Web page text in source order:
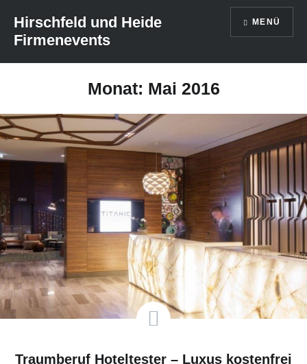
zum
Inhalt
Hirschfeld und Heide
Firmenevents
MENÜ
Monat: Mai 2016
Traumberuf Hoteltester – Luxus kostenfrei